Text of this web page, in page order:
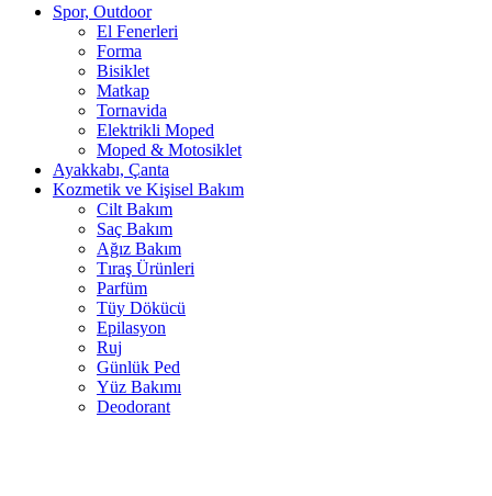
Spor, Outdoor
El Fenerleri
Forma
Bisiklet
Matkap
Tornavida
Elektrikli Moped
Moped & Motosiklet
Ayakkabı, Çanta
Kozmetik ve Kişisel Bakım
Cilt Bakım
Saç Bakım
Ağız Bakım
Tıraş Ürünleri
Parfüm
Tüy Dökücü
Epilasyon
Ruj
Günlük Ped
Yüz Bakımı
Deodorant